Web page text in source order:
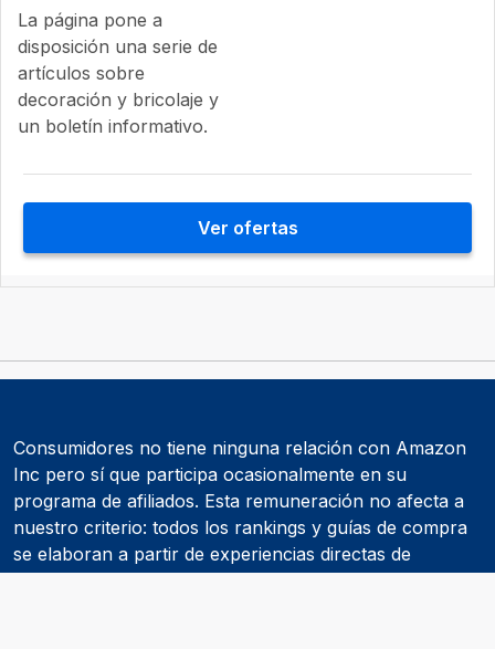
La página pone a
disposición una serie de
artículos sobre
decoración y bricolaje y
un boletín informativo.
Ver ofertas
Consumidores no tiene ninguna relación con Amazon
Inc pero sí que participa ocasionalmente en su
programa de afiliados. Esta remuneración no afecta a
nuestro criterio: todos los rankings y guías de compra
se elaboran a partir de experiencias directas de